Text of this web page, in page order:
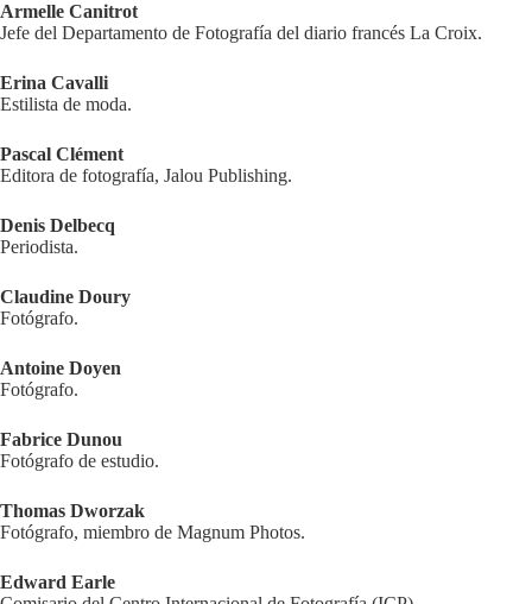
Armelle Canitrot
Jefe del Departamento de Fotografía del diario francés La Croix.
Erina Cavalli
Estilista de moda.
Pascal Clément
Editora de fotografía, Jalou Publishing.
Denis Delbecq
Periodista.
Claudine Doury
Fotógrafo.
Antoine Doyen
Fotógrafo.
Fabrice Dunou
Fotógrafo de estudio.
Thomas Dworzak
Fotógrafo, miembro de Magnum Photos.
Edward Earle